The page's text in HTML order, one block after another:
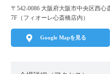
個人情報保
プライバシー
〒542-0086 大阪府大阪市中央区西
7F（フィオーレ心斎橋店内）
Google Mapを見る